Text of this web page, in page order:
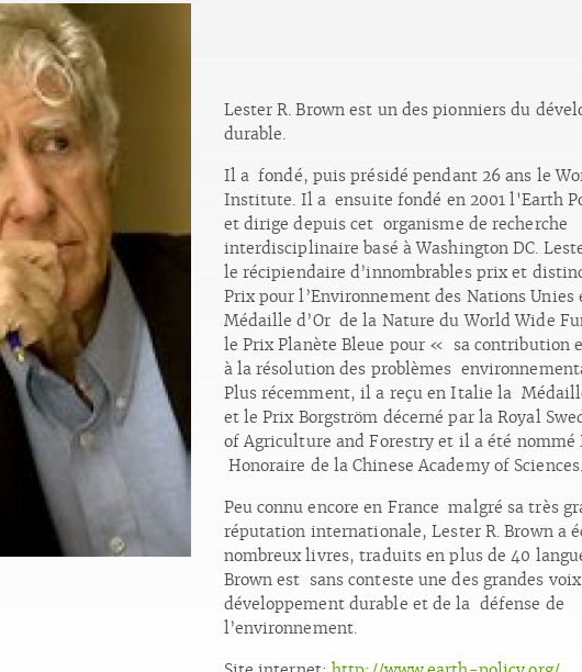
Lester R. Brown est un des pionniers du
durable.
Il a fondé, puis présidé pendant 26 ans le
Institute. Il a ensuite fondé en 2001 l'Earth
et dirige depuis cet organisme de recherche
interdisciplinaire basé à Washington DC.
le récipiendaire d’innombrables prix et
Prix pour l’Environnement des Nations Unies
Médaille d’Or de la Nature du World Wide
le Prix Planète Bleue pour « sa contribution
à la résolution des problèmes
Plus récemment, il a reçu en Italie la
et le Prix Borgström décerné par la Royal
of Agriculture and Forestry et il a été nommé
Honoraire de la Chinese Academy of Sciences.
Peu connu encore en France malgré sa très
réputation internationale, Lester R. Brown a
nombreux livres, traduits en plus de 40
Brown est sans conteste une des grandes
développement durable et de la défense de
l’environnement.